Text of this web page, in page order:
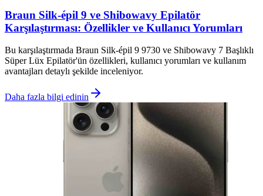
Braun Silk-épil 9 ve Shibowavy Epilatör
Karşılaştırması: Özellikler ve Kullanıcı Yorumları
Bu karşılaştırmada Braun Silk-épil 9 9730 ve Shibowavy 7 Başlıklı
Süper Lüx Epilatör'ün özellikleri, kullanıcı yorumları ve kullanım
avantajları detaylı şekilde inceleniyor.
Daha fazla bilgi edinin